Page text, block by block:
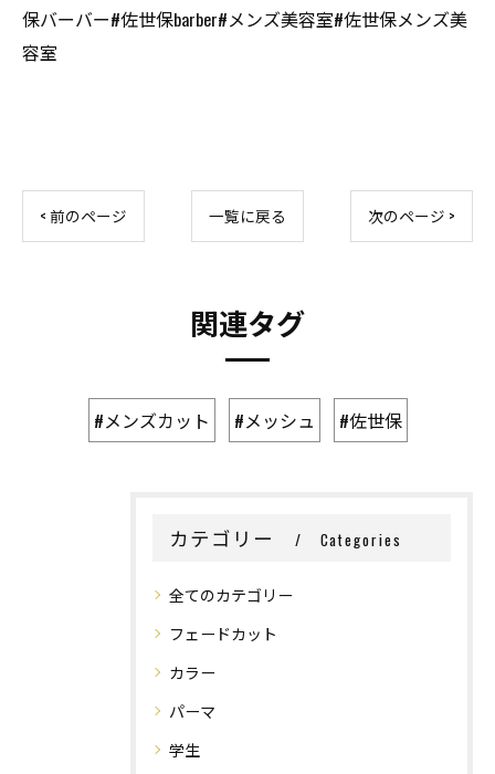
保バーバー#佐世保barber#メンズ美容室#佐世保メンズ美
容室
< 前のページ 一覧に戻る 次のページ >
関連タグ
#メンズカット #メッシュ #佐世保
カテゴリー Categories
全てのカテゴリー
フェードカット
カラー
パーマ
学生